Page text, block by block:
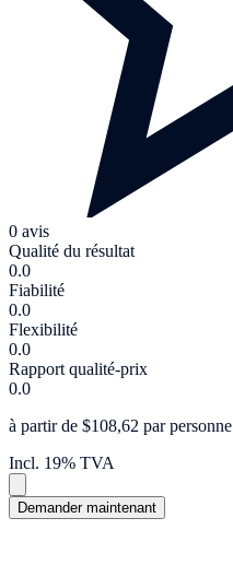
0 avis
Qualité du résultat
0.0
Fiabilité
0.0
Flexibilité
0.0
Rapport qualité-prix
0.0
à partir de $108,62 par personne
Incl. 19% TVA
Demander maintenant